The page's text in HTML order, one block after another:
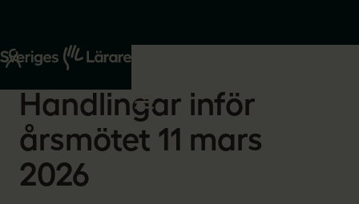
Start
Om oss
2026-02-10
Handlingar inför
årsmötet 11 mars
2026